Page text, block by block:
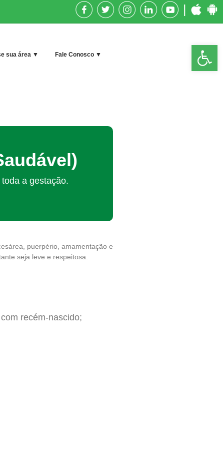
|
sua área ▼ Fale Conosco ▼
a gestação.
puerpério, amamentação e
seja leve e respeitosa.
recém-nascido;